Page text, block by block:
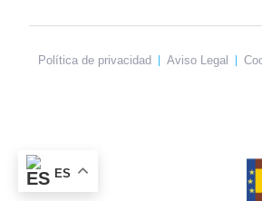
Política de privacidad Aviso Legal
ES